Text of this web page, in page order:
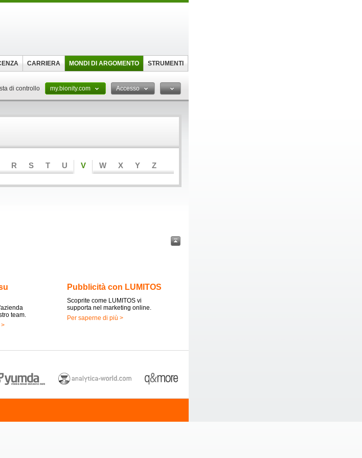
di controllo my.bionity.com Accesso
R S T U V W X Y Z
team.
Pubblicità con LUMITOS
Scoprite come LUMITOS vi
supporta nel marketing online.
Per saperne di più >
CARRIERA MONDI DI ARGOMENTO STRUMENTI